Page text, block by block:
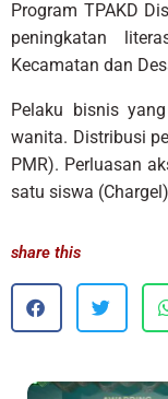
Program TPAKD
peningkatan
Kecamatan dan
Pelaku bisnis
wanita. Distribusi
PMR). Perluasan
satu siswa
share this